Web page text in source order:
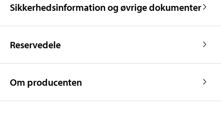
Sikkerhedsinformation og øvrige dokumenter
Reservedele
Om producenten